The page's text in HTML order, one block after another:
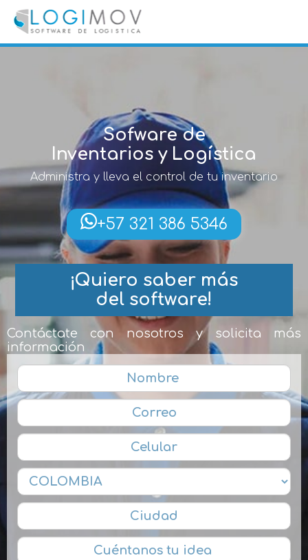
exist::SQL Query: /*qc=on*/ select * from preload_images where
pagina=32
Sofware de
Inventarios y Logística
Administra y lleva el control de tu inventario
+57 321 386 5346
¡Quiero saber más
del software!
Contáctate con nosotros y solicita más
información